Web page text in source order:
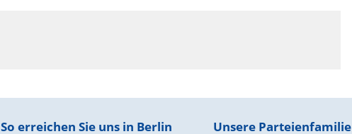
So erreichen Sie uns in Berlin Unsere Parteienfamilie